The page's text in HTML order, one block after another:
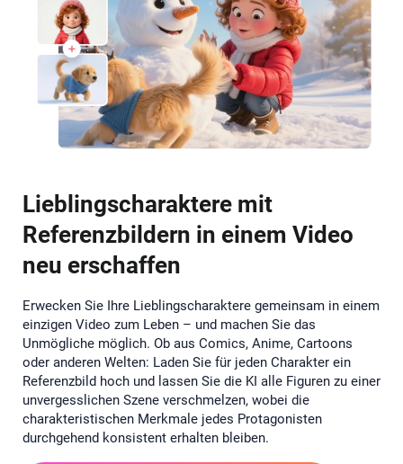
Lieblingscharaktere mit
Referenzbildern in einem Video
neu erschaffen
Erwecken Sie Ihre Lieblingscharaktere gemeinsam in einem
einzigen Video zum Leben – und machen Sie das
Unmögliche möglich. Ob aus Comics, Anime, Cartoons
oder anderen Welten: Laden Sie für jeden Charakter ein
Referenzbild hoch und lassen Sie die KI alle Figuren zu einer
unvergesslichen Szene verschmelzen, wobei die
charakteristischen Merkmale jedes Protagonisten
durchgehend konsistent erhalten bleiben.